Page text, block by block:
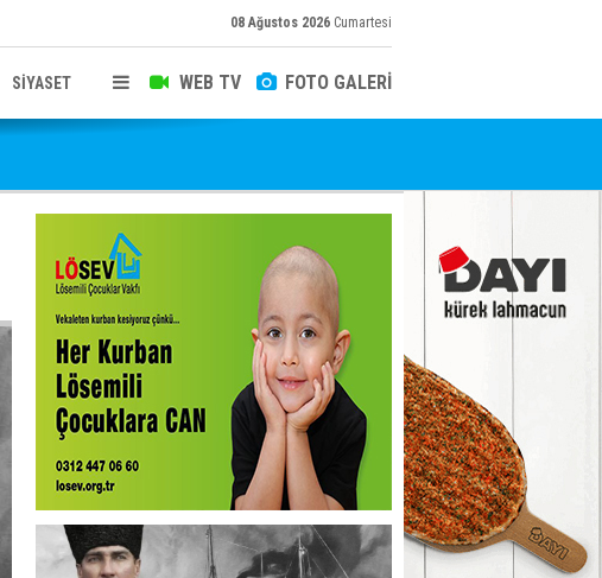
08 Ağustos 2026 Cumartesi
WEB TV FOTO GALERİ
SİYASET